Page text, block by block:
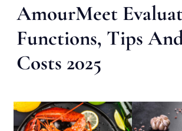
AmourMeet
Functions, Tips
Costs 2025